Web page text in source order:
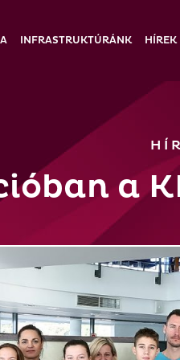
INFRASTRUKTÚRÁNK HÍREK
a